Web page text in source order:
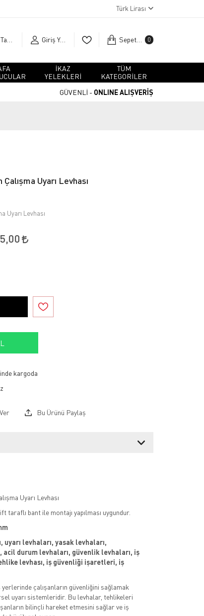
Türk Lirası
Giriş Yap Sepetim 0
İKAZ
YELEKLERİ
TÜM
KATEGORİLER
GÜVENLİ - ONLINE ALIŞVERİŞ
Uyarı Levhası
Uyarı Levhası
kargoda
Bu Ürünü Paylaş
Uyarı Levhası
taraflı bant ile montajı yapılması uygundur.
uyarı levhaları, yasak levhaları,
durum levhaları, güvenlik levhaları, iş
levhası, iş güvenliği işaretleri, iş
yerlerinde çalışanların güvenliğini sağlamak
uyarı sistemleridir. Bu levhalar, tehlikeleri
bilinçli hareket etmesini sağlar ve iş